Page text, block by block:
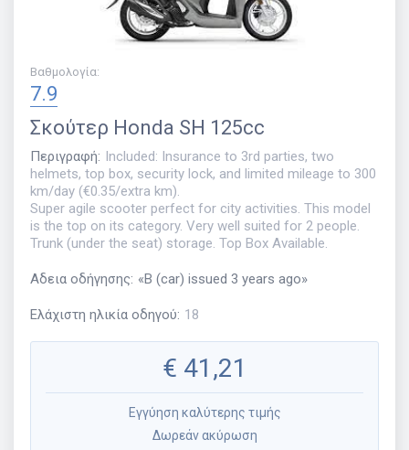
Βαθμολογία:
7.9
Σκούτερ Honda SH 125cc
Περιγραφή: Included: Insurance to 3rd parties, two
helmets, top box, security lock, and limited mileage to 300
km/day (€0.35/extra km).
Super agile scooter perfect for city activities. This model
is the top on its category. Very well suited for 2 people.
Trunk (under the seat) storage. Top Box Available.
Αδεια οδήγησης: «B (car) issued 3 years ago»
Ελάχιστη ηλικία οδηγού: 18
€ 41,21
Εγγύηση καλύτερης τιμής
Δωρεάν ακύρωση